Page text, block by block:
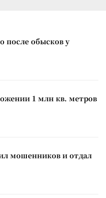
после обысков у
1 млн кв. метров
мошенников и отдал